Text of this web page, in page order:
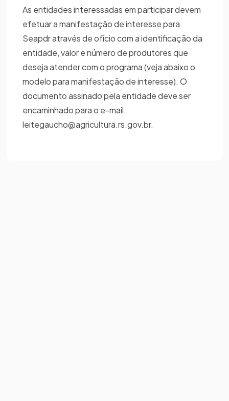
As entidades interessadas em participar devem
efetuar a manifestação de interesse para
Seapdr através de ofício com a identificação da
entidade, valor e número de produtores que
deseja atender com o programa (veja abaixo o
modelo para manifestação de interesse). O
documento assinado pela entidade deve ser
encaminhado para o e-mail:
leitegaucho@agricultura.rs.gov.br.